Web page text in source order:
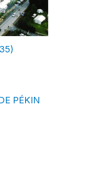
PÉKIN